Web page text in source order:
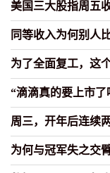
美国三大股指周五
同等收入为何别人
为了全面复工，这
“滴滴真的要上市
周三，开年后连续
为何与冠军失之交